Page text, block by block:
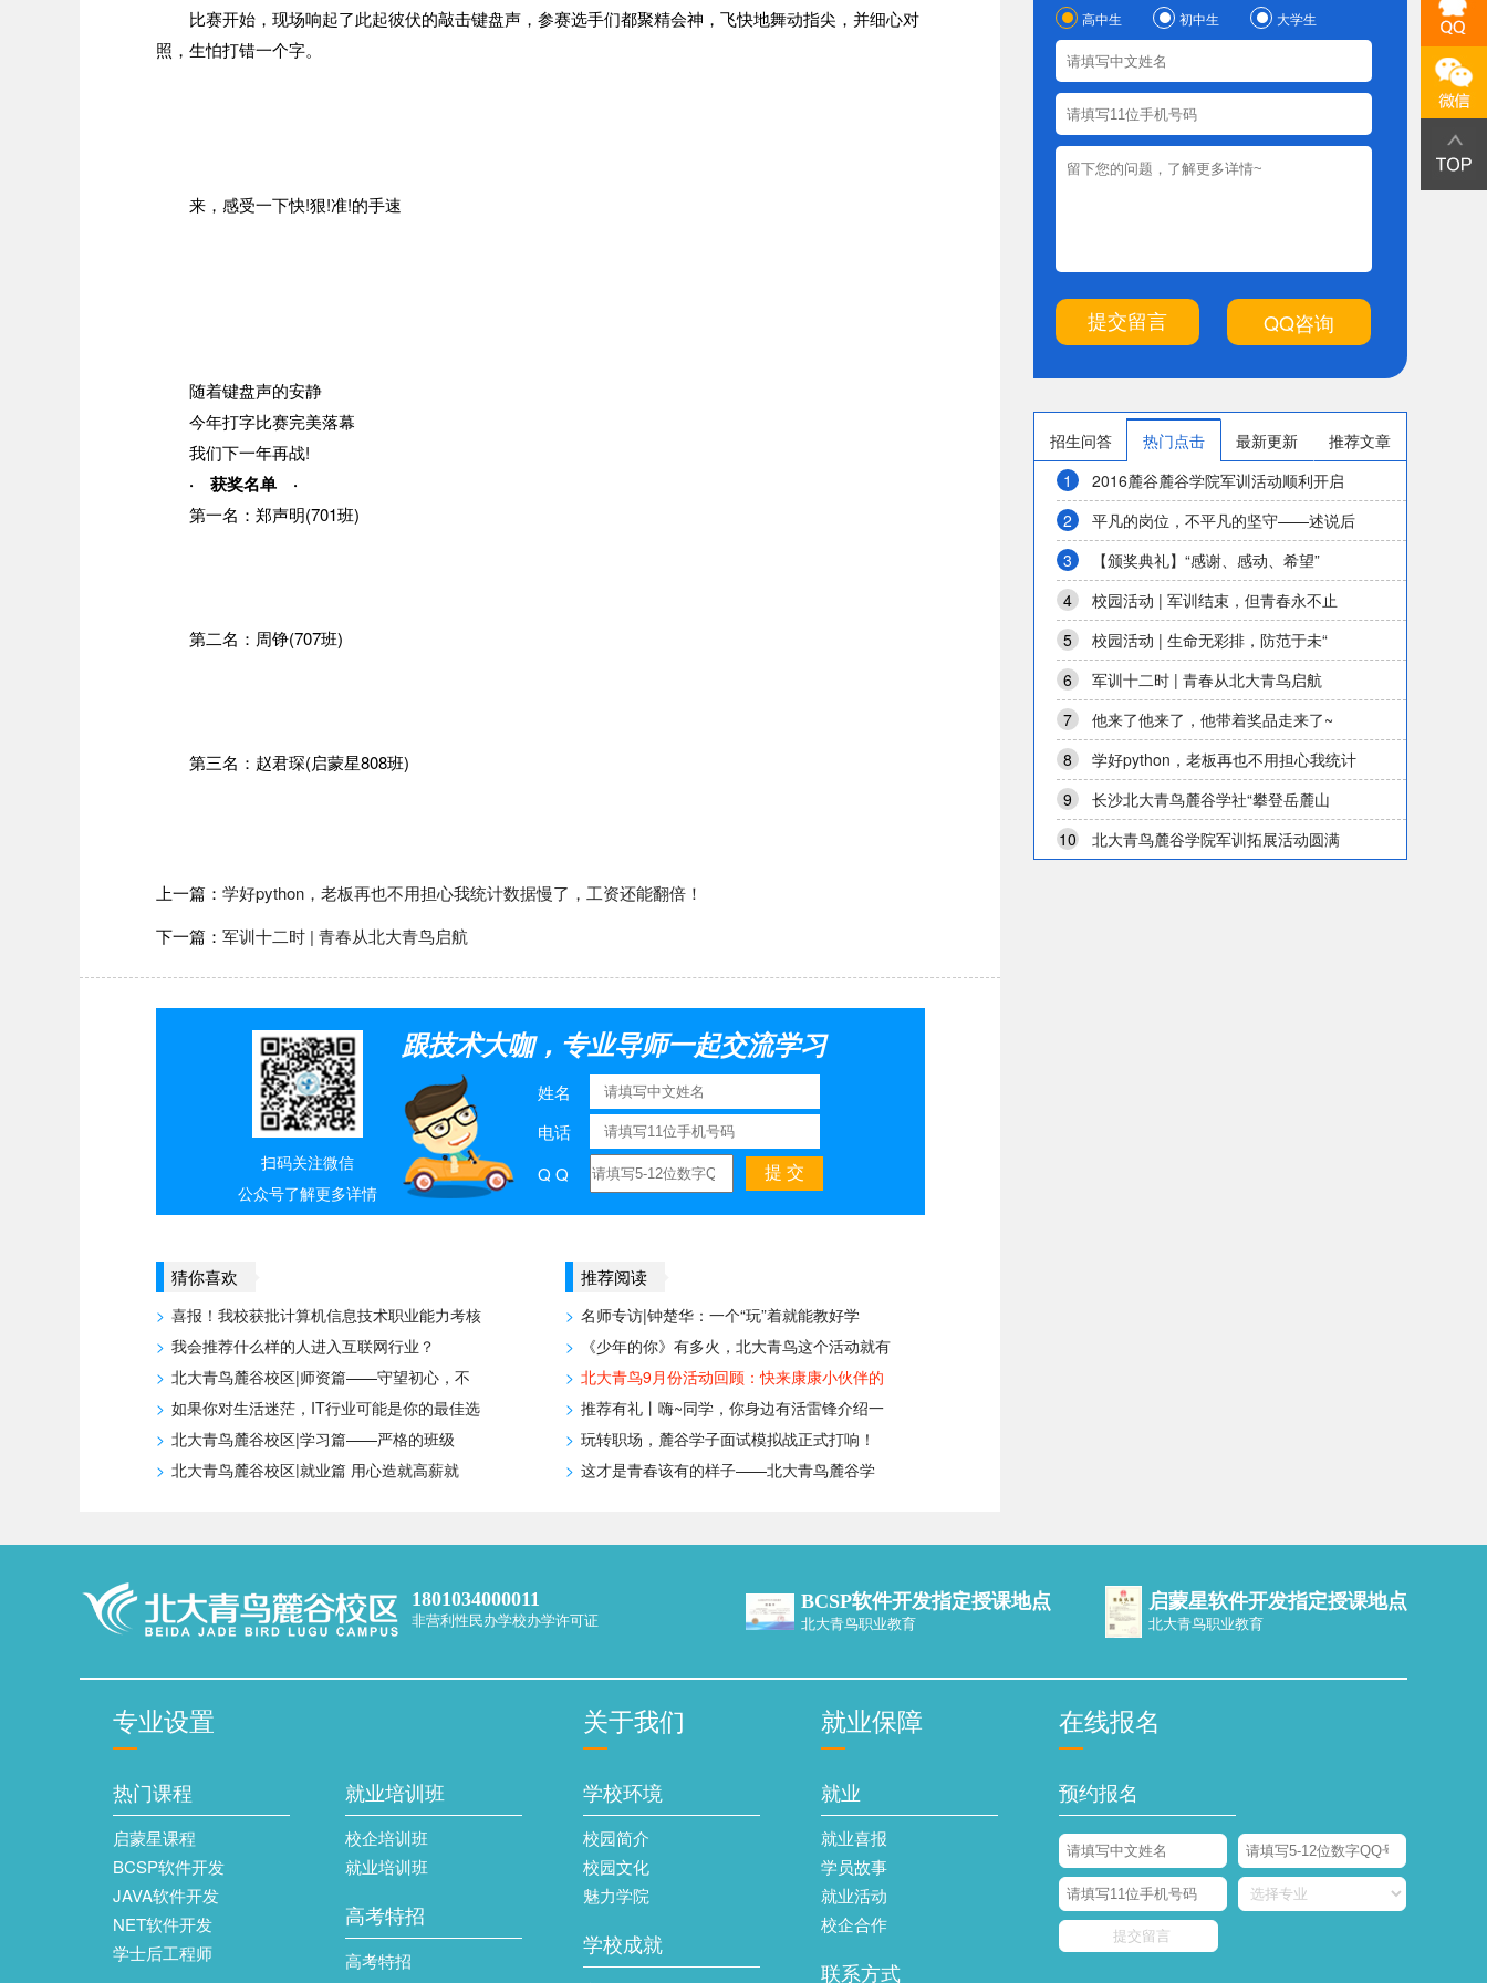
比赛开始，现场响起了此起彼伏的敲击键盘声，参赛选手们都聚精会神，飞快地舞动指尖，并细心对
照，生怕打错一个字。
来，感受一下快!狠!准!的手速
随着键盘声的安静
今年打字比赛完美落幕
我们下一年再战!
· 获奖名单 ·
第一名：郑声明(701班)
第二名：周铮(707班)
第三名：赵君琛(启蒙星808班)
上一篇： 学好python，老板再也不用担心我统计数据慢了，工资还能翻倍！
下一篇： 军训十二时 | 青春从北大青鸟启航
扫码关注微信
公众号了解更多详情
跟技术大咖，专业导师一起交流学习
姓名
电话
Q Q
猜你喜欢
> 喜报！我校获批计算机信息技术职业能力考核
> 我会推荐什么样的人进入互联网行业？
> 北大青鸟麓谷校区|师资篇——守望初心，不
> 如果你对生活迷茫，IT行业可能是你的最佳选
> 北大青鸟麓谷校区|学习篇——严格的班级
> 北大青鸟麓谷校区|就业篇 用心造就高薪就
推荐阅读
> 名师专访|钟楚华：一个“玩”着就能教好学
>
《少年的你》有多火，北大青鸟这个活动就有
> 北大青鸟9月份活动回顾：快来康康小伙伴的
> 推荐有礼丨嗨~同学，你身边有活雷锋介绍一
> 玩转职场，麓谷学子面试模拟战正式打响！
> 这才是青春该有的样子——北大青鸟麓谷学
高中生 初中生 大学生
QQ咨询
招生问答 热门点击 最新更新
推荐文章
1
2016麓谷麓谷学院军训活动顺利开启
2
平凡的岗位，不平凡的坚守——述说后
3
【颁奖典礼】“感谢、感动、希望”
4
校园活动 | 军训结束，但青春永不止
5
校园活动 | 生命无彩排，防范于未“
6
军训十二时 | 青春从北大青鸟启航
7
他来了他来了，他带着奖品走来了~
8
学好python，老板再也不用担心我统计
9
长沙北大青鸟麓谷学社“攀登岳麓山
10
北大青鸟麓谷学院军训拓展活动圆满
1801034000011
非营利性民办学校办学许可证
BCSP软件开发指定授课地点
北大青鸟职业教育
启蒙星软件开发指定授课地点
北大青鸟职业教育
专业设置
热门课程
启蒙星课程
BCSP软件开发
JAVA软件开发
NET软件开发
学士后工程师
就业培训班
校企培训班
就业培训班
高考特招
高考特招
关于我们
学校环境
校园简介
校园文化
魅力学院
学校成就
就业保障
就业
就业喜报
学员故事
就业活动
校企合作
联系方式
在线报名
预约报名